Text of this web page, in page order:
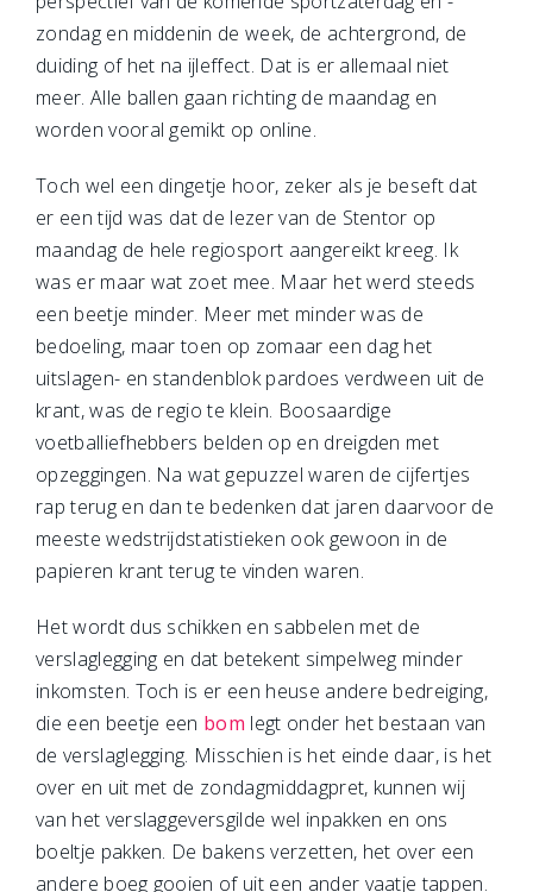
zondag en middenin de week, de achtergrond, de
duiding of het na ijleffect. Dat is er allemaal niet
meer. Alle ballen gaan richting de maandag en
worden vooral gemikt op online.
Toch wel een dingetje hoor, zeker als je beseft dat
er een tijd was dat de lezer van de Stentor op
maandag de hele regiosport aangereikt kreeg. Ik
was er maar wat zoet mee. Maar het werd steeds
een beetje minder. Meer met minder was de
bedoeling, maar toen op zomaar een dag het
uitslagen- en standenblok pardoes verdween uit de
krant, was de regio te klein. Boosaardige
voetballiefhebbers belden op en dreigden met
opzeggingen. Na wat gepuzzel waren de cijfertjes
rap terug en dan te bedenken dat jaren daarvoor de
meeste wedstrijdstatistieken ook gewoon in de
papieren krant terug te vinden waren.
Het wordt dus schikken en sabbelen met de
verslaglegging en dat betekent simpelweg minder
inkomsten. Toch is er een heuse andere bedreiging,
die een beetje een bom legt onder het bestaan van
de verslaglegging. Misschien is het einde daar, is het
over en uit met de zondagmiddagpret, kunnen wij
van het verslaggeversgilde wel inpakken en ons
boeltje pakken. De bakens verzetten, het over een
andere boeg gooien of uit een ander vaatje tappen.